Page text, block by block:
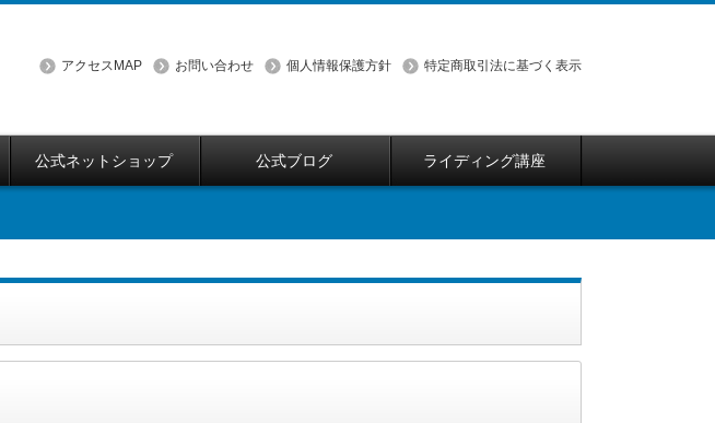
アクセスMAP お問い合わせ 個人情報保護方針 特定商取引法に基づく表示
公式ネットショップ 公式ブログ ライディング講座